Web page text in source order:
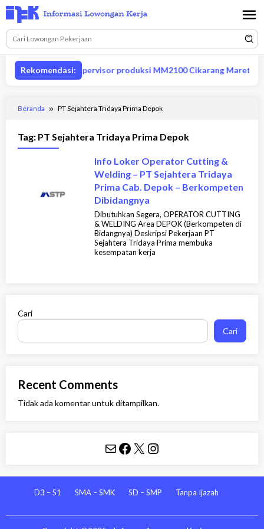
Loncat
ke
konten
Rekomendasi:
Lowongan supervisor produksi MM2100 Cikarang Maret
Beranda PT Sejahtera Tridaya Prima Depok
Tag: PT Sejahtera Tridaya Prima Depok
Info Loker Operator Cutting &
Welding – PT Sejahtera Tridaya
Prima Cab. Depok – Berkompeten
Dibidangnya
Dibutuhkan Segera, OPERATOR CUTTING
& WELDING Area DEPOK (Berkompeten di
Bidangnya) Deskripsi Pekerjaan PT
Sejahtera Tridaya Prima membuka
kesempatan kerja
Cari
Cari
Recent Comments
Tidak ada komentar untuk ditampilkan.
Mail Facebook X Instagram
D3 – S1 SMA – SMK SD – SMP Tanpa Ijazah